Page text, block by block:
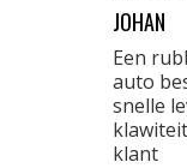
JOHAN
Een
auto
snelle
klant